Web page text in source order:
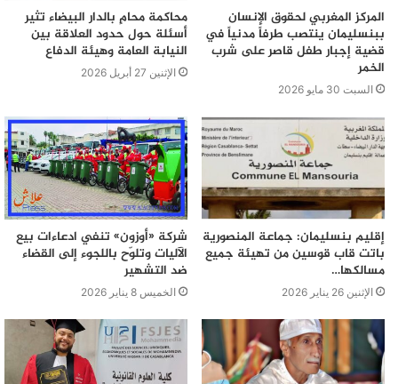
المركز المغربي لحقوق الإنسان
ببنسليمان ينتصب طرفاً مدنياً في
قضية إجبار طفل قاصر على شرب
الخمر
السبت 30 مايو 2026
محاكمة محامٍ بالدار البيضاء تثير
أسئلة حول حدود العلاقة بين
النيابة العامة وهيئة الدفاع
الإثنين 27 أبريل 2026
إقليم بنسليمان: جماعة المنصورية
باتت قاب قوسين من تهيئة جميع
مسالكها…
الإثنين 26 يناير 2026
شركة «أوزون» تنفي ادعاءات بيع
الآليات وتلوّح باللجوء إلى القضاء
ضد التشهير
الخميس 8 يناير 2026